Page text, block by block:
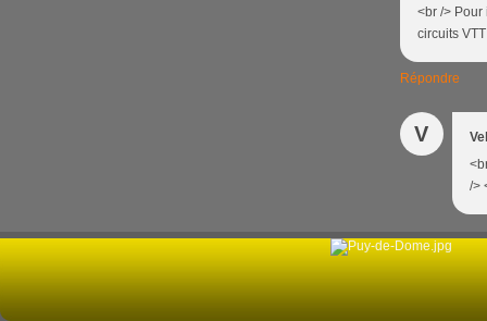
<br /> Pour
circuits
Répondre
V
/>